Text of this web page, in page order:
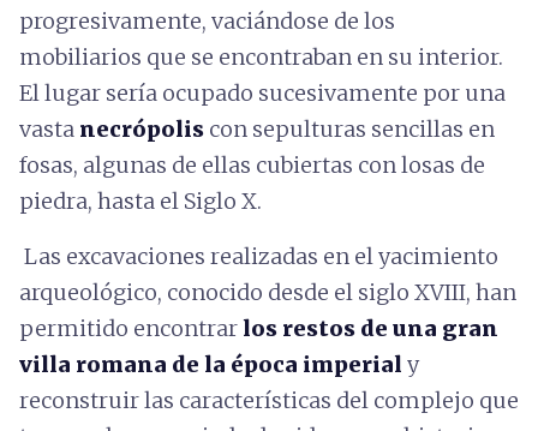
progresivamente, vaciándose de los
mobiliarios que se encontraban en su interior.
El lugar sería ocupado sucesivamente por una
vasta necrópolis con sepulturas sencillas en
fosas, algunas de ellas cubiertas con losas de
piedra, hasta el Siglo X.
Las excavaciones realizadas en el yacimiento
arqueológico, conocido desde el siglo XVIII, han
permitido encontrarlos restos de una gran
villa romana de la época imperial y
reconstruir las características del complejo que